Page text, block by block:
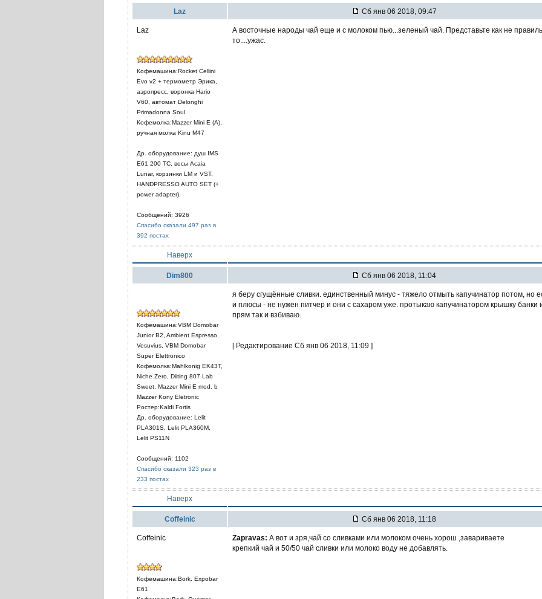
Laz Сб янв 06 2018, 09:47
Laz
Кофемашина:Rocket Cellini
Evo v2 + термометр Эрика,
аэропресс, воронка Hario
V60, автомат Delonghi
Primadonna Soul
Кофемолка:Mazzer Mini E (A),
ручная молка Kinu M47
Др. оборудование: душ IMS
E61 200 TC, весы Acaia
Lunar, корзинки LM и VST,
HANDPRESSO AUTO SET (+
power adapter).
Сообщений: 3926
Спасибо сказали 497 раз в
392 постах
А восточные народы чай еще и с молоком пью...зеленый чай. Представьте как не
то....ужас.
Наверх
Dim800 Сб янв 06 2018, 11:04
Кофемашина:VBM Domobar
Junior B2, Ambient Espresso
Vesuvius, VBM Domobar
Super Elettronico
Кофемолка:Mahlkonig EK43T,
Niche Zero, Diiting 807 Lab
Sweet, Mazzer Mini E mod. b
Mazzer Kony Eletronic
Ростер:Kaldi Fortis
Др. оборудование: Lelit
PLА301S, Lelit PLA360M,
Lelit PS11N
Сообщений: 1102
Спасибо сказали 323 раз в
233 постах
я беру сгущённые сливки. единственный минус - тяжело отмыть капучинатор потом, но
и плюсы - не нужен питчер и они с сахаром уже. протыкаю капучинатором крышку банки
прям так и взбиваю.
[ Редактирование Сб янв 06 2018, 11:09 ]
Наверх
Coffeinic Сб янв 06 2018, 11:18
Coffeinic
Кофемашина:Bork. Expobar
E61
Zapravas: А вот и зря,чай со сливками или молоком очень хорош ,завариваете
крепкий чай и 50/50 чай сливки или молоко воду не добавлять.